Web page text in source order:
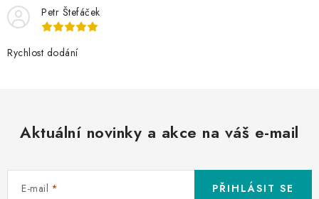
Petr Štefáček
Rychlost dodání
Aktuální novinky a akce na váš e-mail
E-mail PŘIHLÁSIT SE